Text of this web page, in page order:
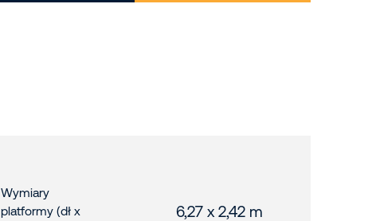
Wymiary
platformy (dł x
6,27 x 2,42 m